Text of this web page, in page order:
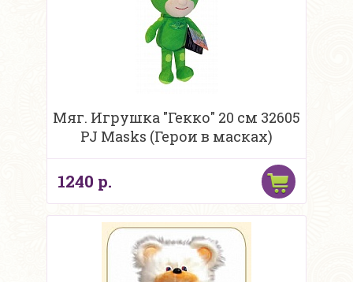
Мяг. Игрушка "Гекко" 20 см 32605
PJ Masks (Герои в масках)
1240 р.